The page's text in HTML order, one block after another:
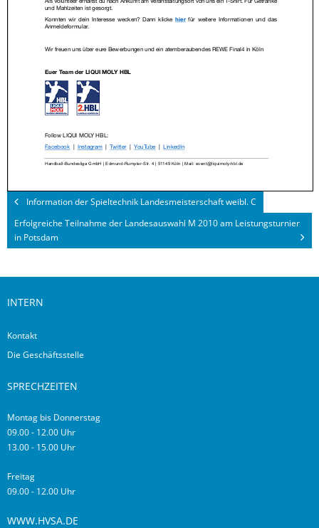
Information der Spieltechnik Landesmeisterschaft weibl. C
Erfolgreiche Teilnahme der Landesauswahl M 2010 am Leistungsturnier
in Potsdam
INTERN
Kontakt
Die Geschäftsstelle
SPRECHZEITEN
Montag bis Donnerstag
09.00 - 12.00 Uhr
13.00 - 15.00 Uhr
Freitag
09.00 - 12.00 Uhr
WWW.HVSA.DE